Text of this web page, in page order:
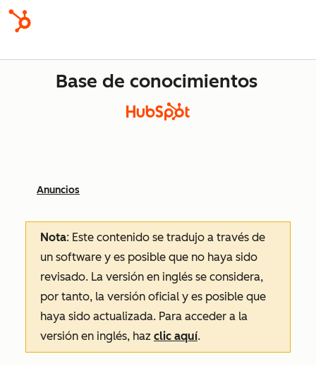
Base de conocimientos
Anuncios
Nota: Este contenido se tradujo a través de
un software y es posible que no haya sido
revisado. La versión en inglés se considera,
por tanto, la versión oficial y es posible que
haya sido actualizada. Para acceder a la
versión en inglés, haz clic aquí.